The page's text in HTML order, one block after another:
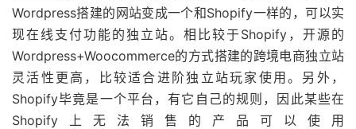
Wordpress搭建的网站变成一个和Shopify一样的，可以实
现在线支付功能的独立站。相比较于Shopify，开源的
Wordpress+Woocommerce的方式搭建的跨境电商独立站
灵活性更高，比较适合进阶独立站玩家使用。另外，
Shopify毕竟是一个平台，有它自己的规则，因此某些在
Shopify上无法销售的产品可以使用